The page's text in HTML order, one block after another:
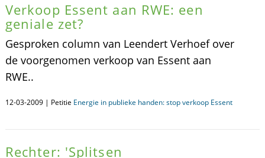
Verkoop Essent aan RWE: een
geniale zet?
Gesproken column van Leendert Verhoef over
de voorgenomen verkoop van Essent aan
RWE..
12-03-2009 | Petitie Energie in publieke handen: stop verkoop Essent
Rechter: 'Splitsen